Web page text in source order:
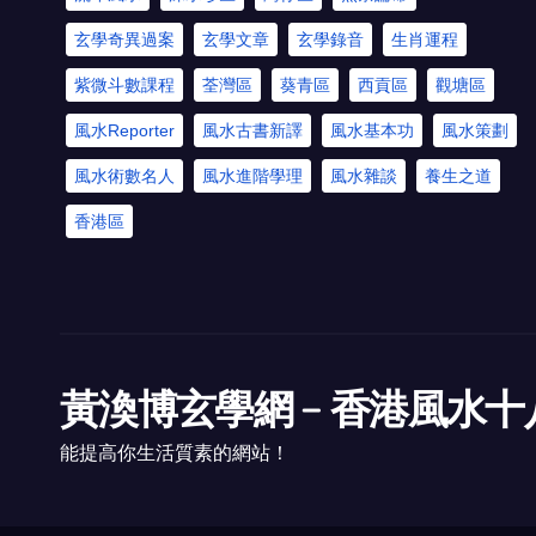
玄學奇異過案 玄學文章 玄學錄音 生肖運程
紫微斗數課程 荃灣區 葵青區 西貢區 觀塘區
風水Reporter 風水古書新譯 風水基本功 風水策劃
風水術數名人 風水進階學理 風水雜談 養生之道
香港區
黃渙博玄學網﹣香港風水十
能提高你生活質素的網站！